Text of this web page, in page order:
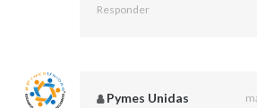
Responder
Pymes Unidas